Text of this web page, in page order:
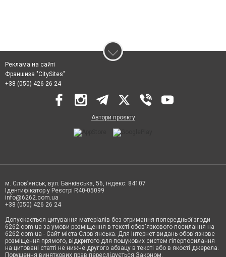
Реклама на сайті
Франшиза "CitySites"
+38 (050) 426 26 24
Автори проєкту
м. Слов’янськ, вул. Банківська, 56, індекс: 84107
Ідентифікатор у Реєстрі R40-05099
info@6262.com.ua
+38 (050) 426 26 24
Допускається цитування матеріалів без отримання попередньої згоди
6262.com.ua за умови розміщення в тексті обов'язкового посилання на
6262.com.ua - Сайт міста Слов'янська. Для інтернет-видань обов'язкове
розміщення прямого, відкритого для пошукових систем гіперпосилання
на цитовані статті не нижче другого абзацу в тексті або в якості джерела.
Порушення виняткових прав переслідується Законом.